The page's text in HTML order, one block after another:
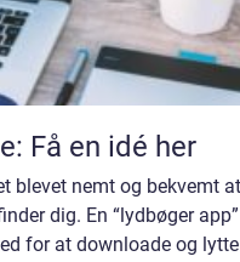
Få en idé her
blevet nemt og bekvemt
dig. En “lydbøger
for at downloade og